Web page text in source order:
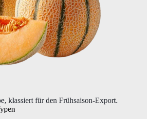
klassiert für den Frühsaison-Export.